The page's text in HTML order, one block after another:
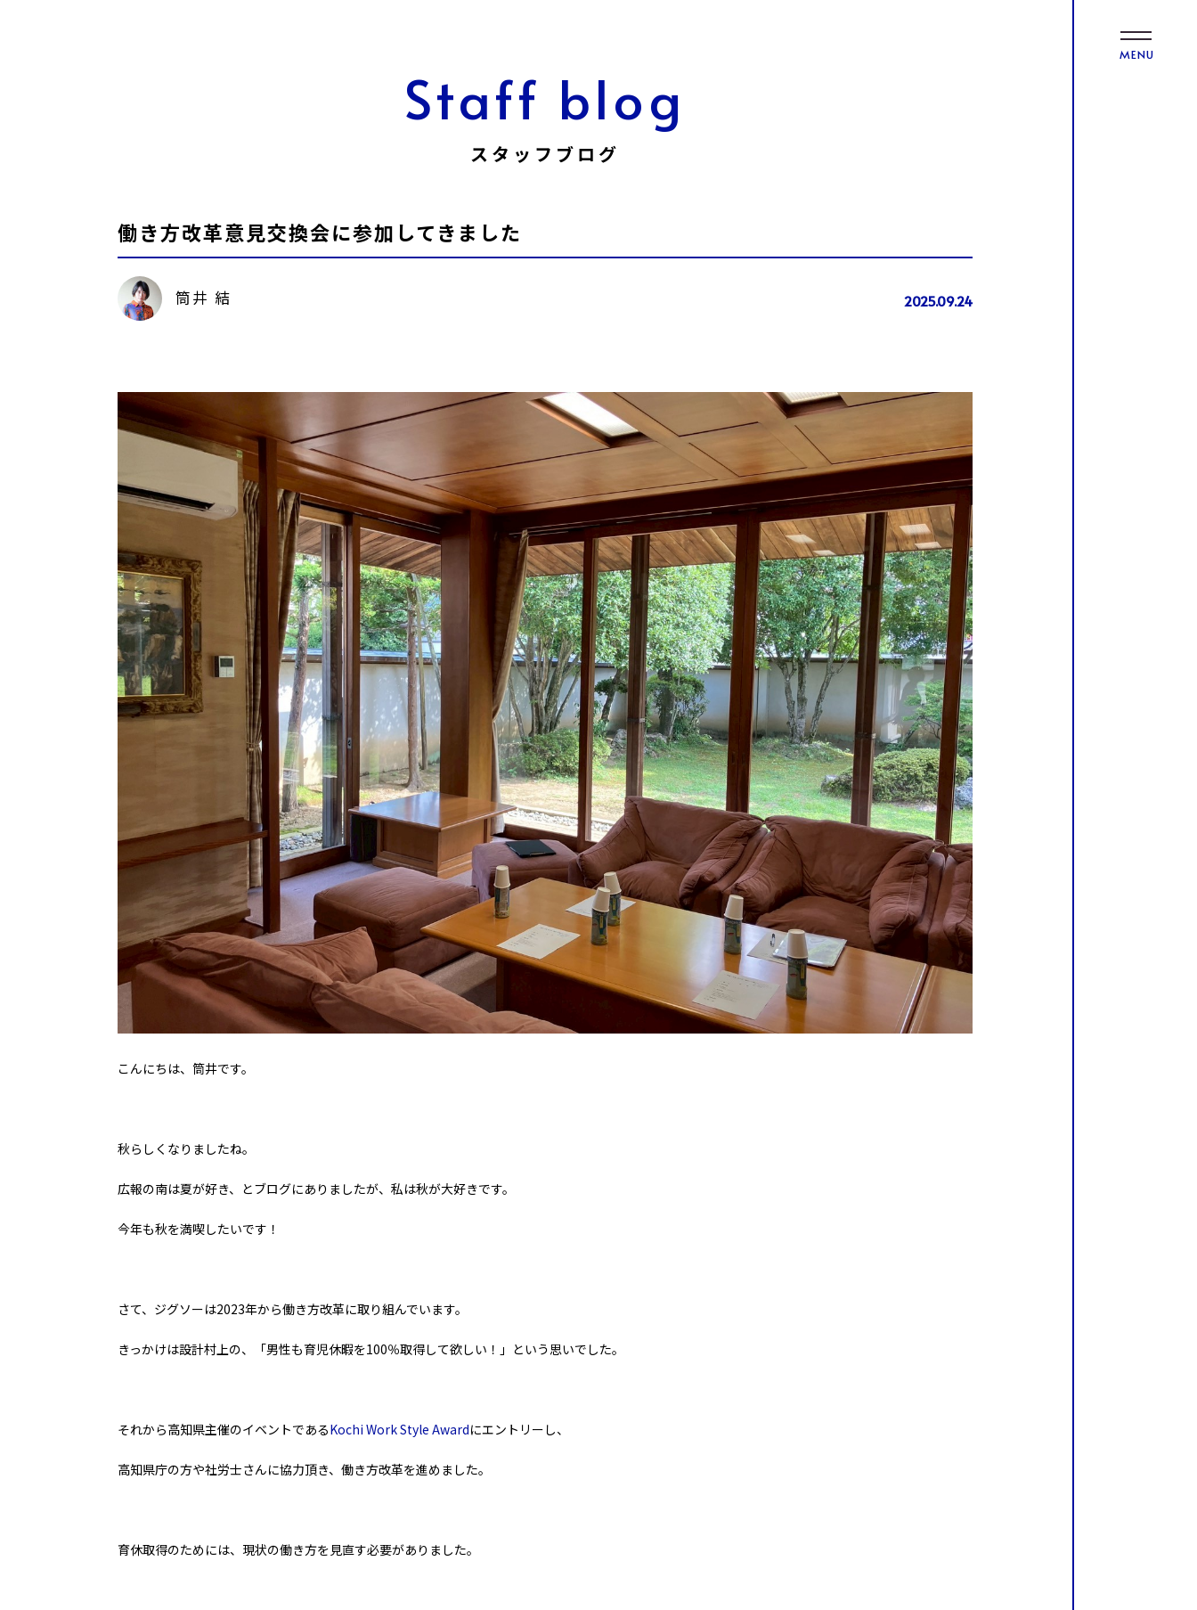
MENU
Staff blog
スタッフブログ
働き方改革意見交換会に参加してきました
筒井 結 2025.09.24
こんにちは、筒井です。
秋らしくなりましたね。
広報の南は夏が好き、とブログにありましたが、私は秋が大好きです。
今年も秋を満喫したいです！
さて、ジグソーは2023年から働き方改革に取り組んでいます。
きっかけは設計村上の、「男性も育児休暇を100％取得して欲しい！」という思いでした。
それから高知県主催のイベントであるKochi Work Style Awardにエントリーし、
高知県庁の方や社労士さんに協力頂き、働き方改革を進めました。
育休取得のためには、現状の働き方を見直す必要がありました。